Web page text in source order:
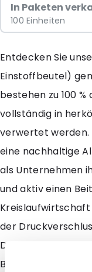
In Paketen
100 Einheiten
Entdecken Sie
Einstoffbeutel)
bestehen zu 100
vollständig in
verwertet werden.
eine nachhaltige
als Unternehmen
und aktiv einen
Kreislaufwirtschaft
der
Dank einer